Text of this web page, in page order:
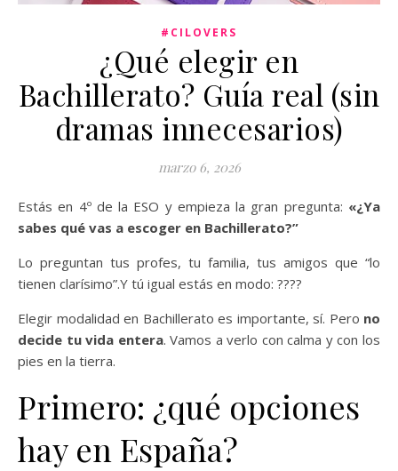
#CILOVERS
¿Qué elegir en
Bachillerato? Guía real (sin
dramas innecesarios)
marzo 6, 2026
Estás en 4º de la ESO y empieza la gran pregunta: «¿Ya
sabes qué vas a escoger en Bachillerato?”
Lo preguntan tus profes, tu familia, tus amigos que “lo
tienen clarísimo”.Y tú igual estás en modo: ????
Elegir modalidad en Bachillerato es importante, sí. Pero no
decide tu vida entera. Vamos a verlo con calma y con los
pies en la tierra.
Primero: ¿qué opciones
hay en España?